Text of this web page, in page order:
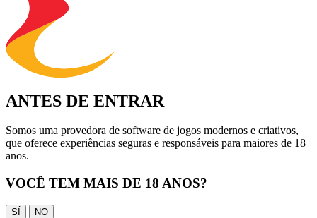
ANTES DE ENTRAR
Somos uma provedora de software de jogos modernos e criativos,
que oferece experiências seguras e responsáveis para maiores de 18
anos.
VOCÊ TEM MAIS DE 18 ANOS?
SÍ NO